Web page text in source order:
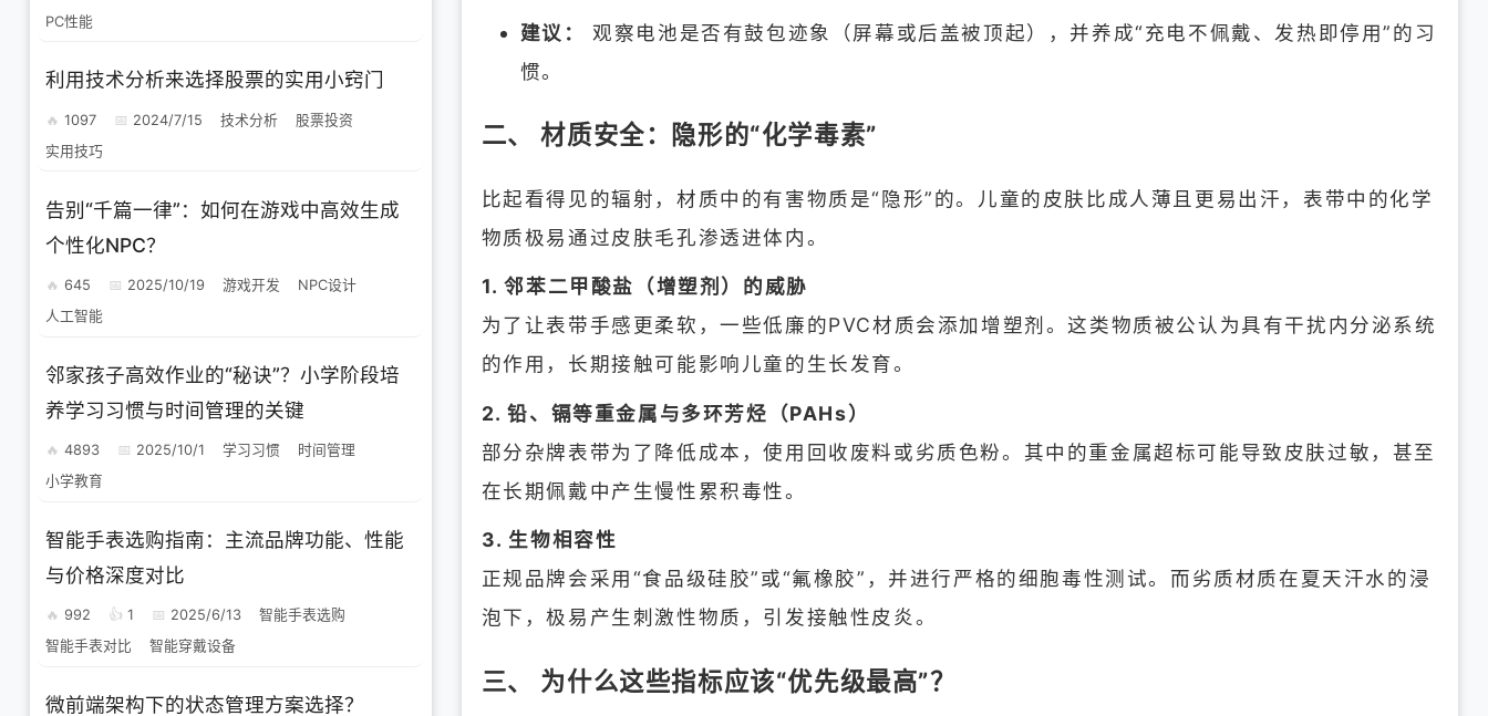
建议：
观察电池是否有鼓包迹象（屏幕或后盖被顶起），并养成“充电不佩戴、发热即停用”的习
惯。
二、 材质安全：隐形的“化学毒素”
比起看得见的辐射，材质中的有害物质是“隐形”的。儿童的皮肤比成人薄且更易出汗，表带中的化学
物质极易通过皮肤毛孔渗透进体内。
1. 邻苯二甲酸盐（增塑剂）的威胁
为了让表带手感更柔软，一些低廉的PVC材质会添加增塑剂。这类物质被公认为具有干扰内分泌系统
的作用，长期接触可能影响儿童的生长发育。
2. 铅、镉等重金属与多环芳烃（PAHs）
部分杂牌表带为了降低成本，使用回收废料或劣质色粉。其中的重金属超标可能导致皮肤过敏，甚至
在长期佩戴中产生慢性累积毒性。
3. 生物相容性
正规品牌会采用“食品级硅胶”或“氟橡胶”，并进行严格的细胞毒性测试。而劣质材质在夏天汗水的浸
泡下，极易产生刺激性物质，引发接触性皮炎。
三、 为什么这些指标应该“优先级最高”？
PC性能
利用技术分析来选择股票的实用小窍门
1097 2024/7/15 技术分析
股票投资
实用技巧
告别“千篇一律”：如何在游戏中高效生成
个性化NPC？
645 2025/10/19 游戏开发
NPC设计
人工智能
邻家孩子高效作业的“秘诀”？小学阶段培
养学习习惯与时间管理的关键
4893 2025/10/1 学习习惯
时间管理
小学教育
智能手表选购指南：主流品牌功能、性能
与价格深度对比
992 1 2025/6/13
智能手表选购
智能手表对比
智能穿戴设备
微前端架构下的状态管理方案选择？